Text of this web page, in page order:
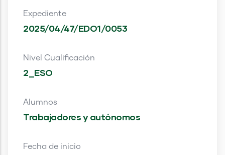
Expediente
2025/04/47/EDO1/0053
Nivel Cualificación
2_ESO
Alumnos
Trabajadores y autónomos
Fecha de inicio